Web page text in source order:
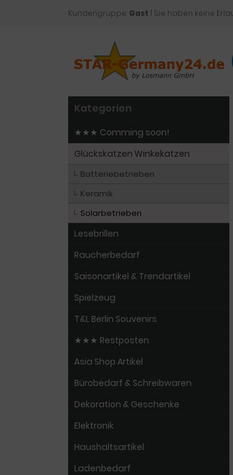
Kundengruppe: Gast | Sie haben keine
Kategorien
★★★ Comming soon!
Glückskatzen Winkekatzen
Batteriebetrieben
Keramik
Solarbetrieben
Lesebrillen
Raucherbedarf
Saisonartikel & Trendartikel
Spielzeug
T&L Berlin Souvenirs
★★★ Restposten
Asia Shop Artikel
Bürobedarf & Schreibwaren
Dekoration & Geschenke
Elektronik
Haushaltsartikel
Ladenbedarf